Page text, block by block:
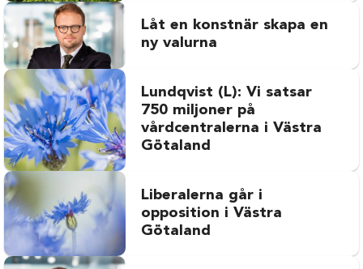
Låt en konstnär skapa en
ny valurna
Lundqvist (L): Vi satsar
750 miljoner på
vårdcentralerna i Västra
Götaland
Liberalerna går i
opposition i Västra
Götaland